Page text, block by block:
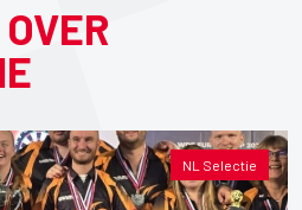
NL Selectie